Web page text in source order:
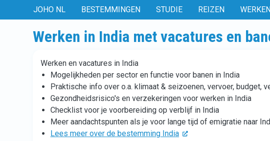
JOHO NL BESTEMMINGEN STUDIE REIZEN
Werken in India met vacatures en
Werken en vacatures in India
Mogelijkheden per sector en functie voor banen in India
Praktische info over o.a. klimaat & seizoenen, vervoer, budget,
Gezondheidsrisico's en verzekeringen voor werken in India
Checklist voor je voorbereiding op verblijf in India
Meer aandachtspunten als je voor lange tijd of emigratie naar
Lees meer over de bestemming India